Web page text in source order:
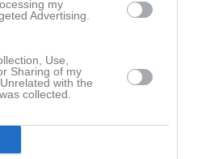
my
Advertising.
Use,
Sharing of my
with the
collected.
gästade oss 20...